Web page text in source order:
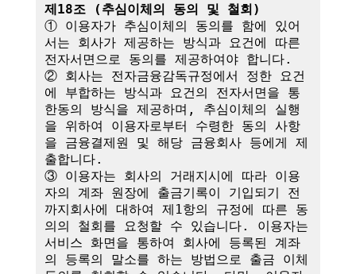
제18조 (추심이체의 동의 및 철회)
① 이용자가 추심이체의 동의를 함에 있어
서는 회사가 제공하는 방식과 요건에 따른
전자서면으로 동의를 제공하여야 합니다.
② 회사는 전자금융감독규정에서 정한 요건
에 부합하는 방식과 요건의 전자서면을 통
한동의 방식을 제공하며, 추심이체의 실행
을 위하여 이용자로부터 수령한 동의 사항
을 금융결제원 및 해당 금융회사 등에게 제
출합니다.
③ 이용자는 회사의 거래지시에 따라 이용
자의 계좌 원장에 출금기록이 기입되기 전
까지회사에 대하여 제1항의 규정에 따른 동
의의 철회를 요청할 수 있습니다. 이용자는
서비스 화면을 통하여 회사에 등록된 계좌
의 등록의 말소를 하는 방법으로 출금 이체